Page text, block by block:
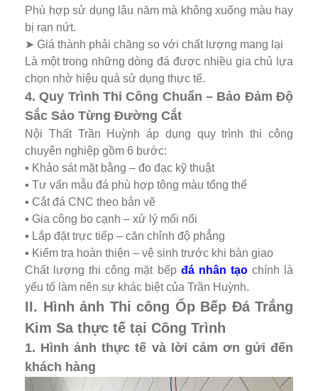
Phù hợp sử dụng lâu năm mà không xuống màu hay
bị rạn nứt.
➤ Giá thành phải chăng so với chất lượng mang lại
Là một trong những dòng đá được nhiều gia chủ lựa
chọn nhờ hiệu quả sử dụng thực tế.
4. Quy Trình Thi Công Chuẩn – Bảo Đảm Độ
Sắc Sảo Từng Đường Cắt
Nội Thất Trần Huỳnh áp dụng quy trình thi công
chuyên nghiệp gồm 6 bước:
▪️ Khảo sát mặt bằng – đo đạc kỹ thuật
▪️ Tư vấn mẫu đá phù hợp tông màu tổng thể
▪️ Cắt đá CNC theo bản vẽ
▪️ Gia công bo cạnh – xử lý mối nối
▪️ Lắp đặt trực tiếp – căn chỉnh độ phẳng
▪️ Kiểm tra hoàn thiện – vệ sinh trước khi bàn giao
Chất lượng thi công mặt bếp đá nhân tạochính là
yếu tố làm nên sự khác biệt của Trần Huỳnh.
II. Hình ảnh Thi công Ốp Bếp Đá Trắng
Kim Sa thực tế tại Công Trình
1. Hình ảnh thực tế và lời cảm ơn gửi đến
khách hàng